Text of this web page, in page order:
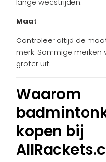
Maat
Controleer altijd de
merk. Sommige merken
groter uit.
Waarom
kopen bij